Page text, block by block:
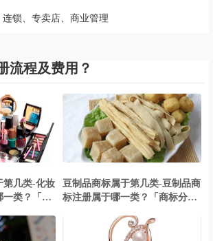
连锁、专卖店、商业管理
流程及费用？
第几类-化妆
一类？「商
豆制品商标属于第几类-豆制品商
标注册属于哪一类？「商标分